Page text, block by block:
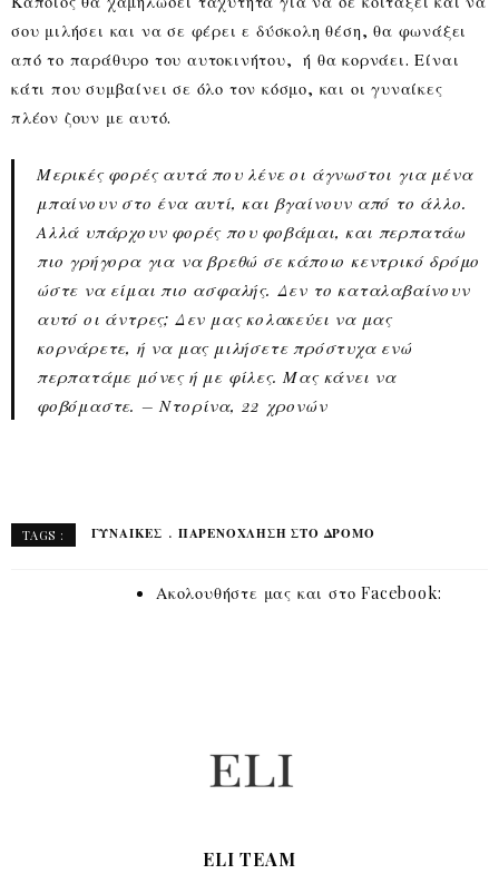
σου μιλήσει και να σε φέρει ε δύσκολη θέση, θα φωνάξει
από το παράθυρο του αυτοκινήτου, ή θα κορνάει. Είναι
κάτι που συμβαίνει σε όλο τον κόσμο, και οι γυναίκες
πλέον ζουν με αυτό.
Μερικές φορές αυτά που λένε οι άγνωστοι για μένα
μπαίνουν στο ένα αυτί, και βγαίνουν από το άλλο.
Αλλά υπάρχουν φορές που φοβάμαι, και περπατάω
πιο γρήγορα για να βρεθώ σε κάποιο κεντρικό δρόμο
ώστε να είμαι πιο ασφαλής. Δεν το καταλαβαίνουν
αυτό οι άντρες; Δεν μας κολακεύει να μας
κορνάρετε, ή να μας μιλήσετε πρόστυχα ενώ
περπατάμε μόνες ή με φίλες. Μας κάνει να
φοβόμαστε. – Ντορίνα, 22 χρονών
TAGS : ΓΥΝΑΊΚΕΣ ΠΑΡΕΝΌΧΛΗΣΗ ΣΤΟ ΔΡΌΜΟ
Ακολουθήστε μας και στο Facebook:
ELI TEAM